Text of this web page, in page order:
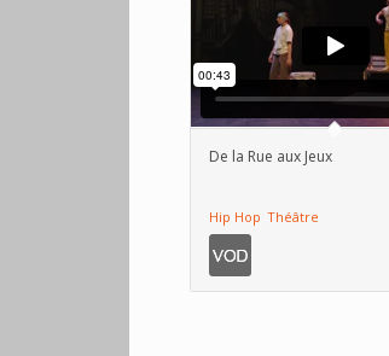
De la Rue aux Jeux
Hip Hop Théâtre